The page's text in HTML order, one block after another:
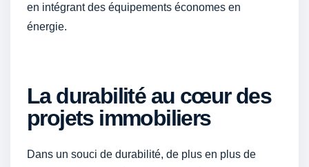
en intégrant des équipements économes en
énergie.
La durabilité au cœur des
projets immobiliers
Dans un souci de durabilité, de plus en plus de